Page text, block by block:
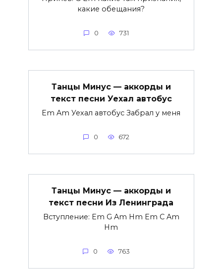
какие обещания?
0 731
Танцы Минус — аккорды и
текст песни Уехал автобус
Em Am Уехал автобус Забрал у меня
0 672
Танцы Минус — аккорды и
текст песни Из Ленинграда
Вступление: Em G Am Hm Em C Am
Hm
0 763